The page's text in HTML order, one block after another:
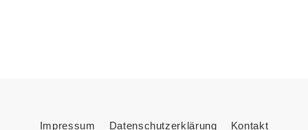
Impressum Datenschutzerklärung Kontakt